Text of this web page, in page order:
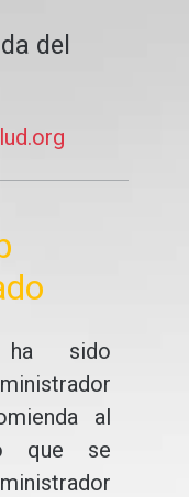
del
sido
al
que se